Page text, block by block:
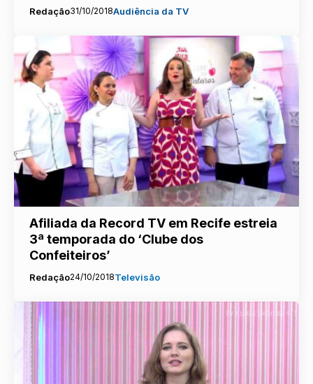
Redação31/10/2018Audiência da TV
Afiliada da Record TV em Recife estreia
3ª temporada do ‘Clube dos
Confeiteiros’
Redação24/10/2018Televisão